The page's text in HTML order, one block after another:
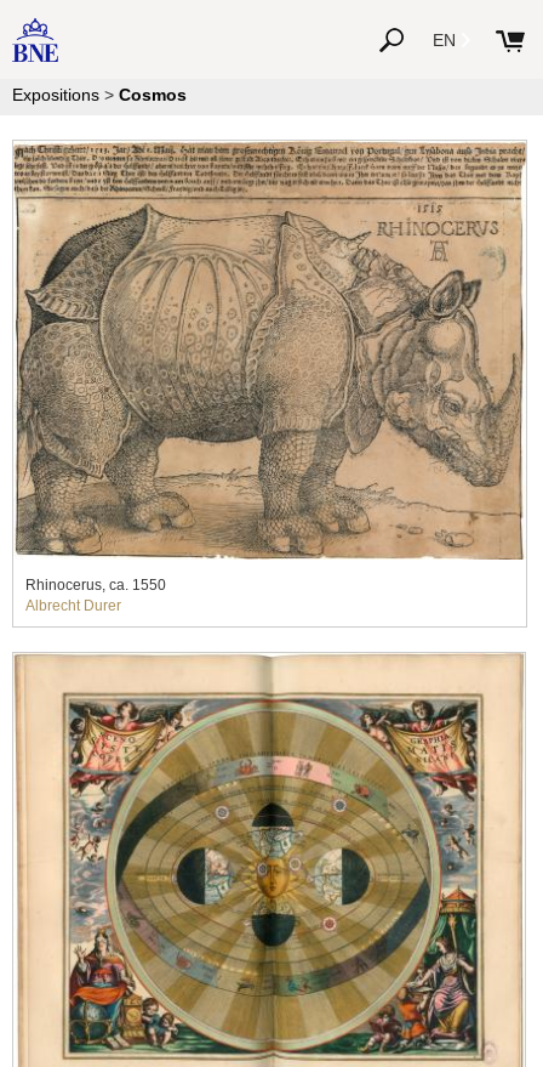
EN
Expositions > Cosmos
Rhinocerus, ca. 1550
Albrecht Durer